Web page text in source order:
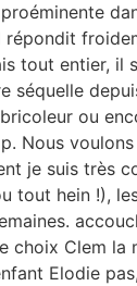
tout entier, il
séquelle
ou
Nous
je suis très
tout hein !),
Clem
Elodie